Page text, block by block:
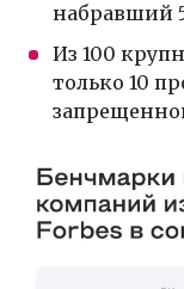
набравший
Из 100
только 10